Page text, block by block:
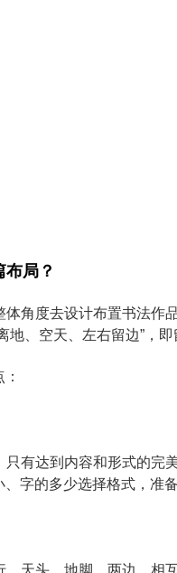
局？
角度去设计布置书法作
地、空天、左右留边”，
有达到内容和形式的完
字的多少选择格式，准
天头、地脚、两边，相